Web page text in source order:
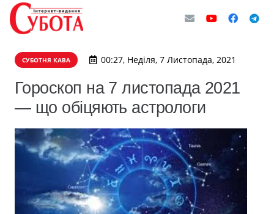
СУБОТНЯ КАВА 00:27, Неділя, 7 Листопада, 2021
Гороскоп на 7 листопада 2021
— що обіцяють астрологи